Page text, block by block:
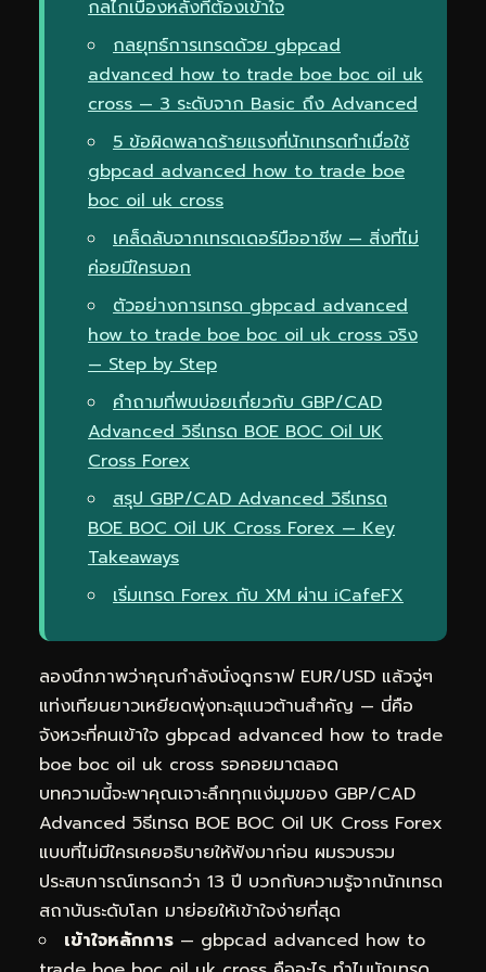
กลไกเบื้องหลังที่ต้องเข้าใจ
กลยุทธ์การเทรดด้วย gbpcad
advanced how to trade boe boc oil uk
cross — 3 ระดับจาก Basic ถึง Advanced
5 ข้อผิดพลาดร้ายแรงที่นักเทรดทำเมื่อใช้
gbpcad advanced how to trade boe
boc oil uk cross
เคล็ดลับจากเทรดเดอร์มืออาชีพ — สิ่งที่ไม่
ค่อยมีใครบอก
ตัวอย่างการเทรด gbpcad advanced
how to trade boe boc oil uk cross จริง
— Step by Step
คำถามที่พบบ่อยเกี่ยวกับ GBP/CAD
Advanced วิธีเทรด BOE BOC Oil UK
Cross Forex
สรุป GBP/CAD Advanced วิธีเทรด
BOE BOC Oil UK Cross Forex — Key
Takeaways
เริ่มเทรด Forex กับ XM ผ่าน iCafeFX
ลองนึกภาพว่าคุณกำลังนั่งดูกราฟ EUR/USD แล้วจู่ๆ
แท่งเทียนยาวเหยียดพุ่งทะลุแนวต้านสำคัญ — นี่คือ
จังหวะที่คนเข้าใจ gbpcad advanced how to trade
boe boc oil uk cross รอคอยมาตลอด
บทความนี้จะพาคุณเจาะลึกทุกแง่มุมของ GBP/CAD
Advanced วิธีเทรด BOE BOC Oil UK Cross Forex
แบบที่ไม่มีใครเคยอธิบายให้ฟังมาก่อน ผมรวบรวม
ประสบการณ์เทรดกว่า 13 ปี บวกกับความรู้จากนักเทรด
สถาบันระดับโลก มาย่อยให้เข้าใจง่ายที่สุด
เข้าใจหลักการ — gbpcad advanced how to